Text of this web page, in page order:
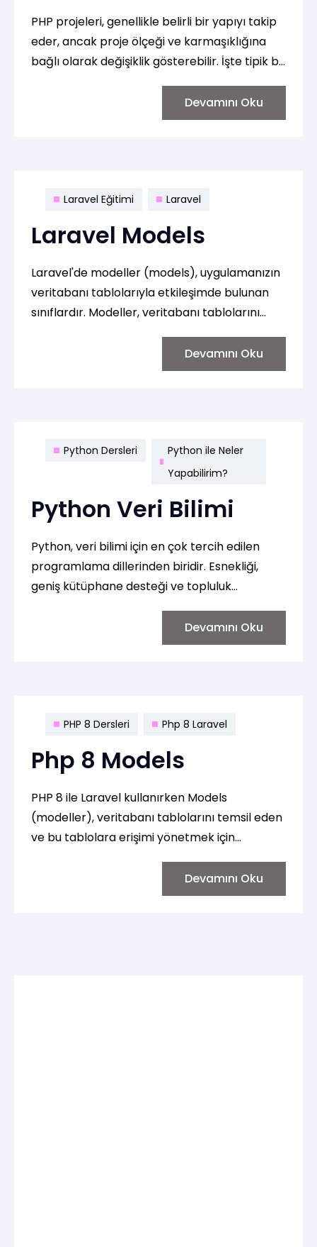
PHP projeleri, genellikle belirli bir yapıyı takip
eder, ancak proje ölçeği ve karmaşıklığına
bağlı olarak değişiklik gösterebilir. İşte tipik bir
Devamını Oku
Laravel Eğitimi Laravel
Laravel Models
Laravel'de modeller (models), uygulamanızın
veritabanı tablolarıyla etkileşimde bulunan
sınıflardır. Modeller, veritabanı tablolarını
gerçekleştirmek için kullanılır. İşte Laravel
modellerinin temel özellikleri:
Devamını Oku
Python Dersleri
Python ile Neler
Yapabilirim?
Python Veri Bilimi
Python, veri bilimi için en çok tercih edilen
programlama dillerinden biridir. Esnekliği,
geniş kütüphane desteği ve topluluk
makine öğrenimi ve veri görselleştirme gibi
birçok alanda yaygın olarak kullanılır.
Devamını Oku
PHP 8 Dersleri Php 8 Laravel
Php 8 Models
PHP 8 ile Laravel kullanırken Models
(modeller), veritabanı tablolarını temsil eden
ve bu tablolara erişimi yönetmek için
verileri nesne yönelimli bir şekilde yönetmeye
olanak tanır ve genellikle uygulamanızın iş
Devamını Oku